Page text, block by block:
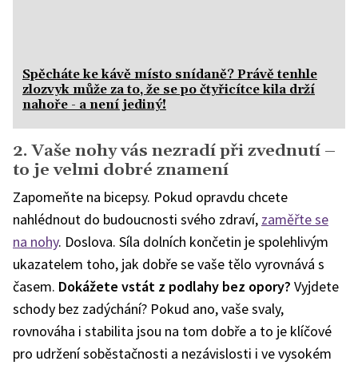
Spěcháte ke kávě místo snídaně? Právě tenhle
zlozvyk může za to, že se po čtyřicítce kila drží
nahoře - a není jediný!
2. Vaše nohy vás nezradí při zvednutí –
to je velmi dobré znamení
Zapomeňte na bicepsy. Pokud opravdu chcete
nahlédnout do budoucnosti svého zdraví, zaměřte se
na nohy. Doslova. Síla dolních končetin je spolehlivým
ukazatelem toho, jak dobře se vaše tělo vyrovnává s
časem. Dokážete vstát z podlahy bez opory? Vyjdete
schody bez zadýchání? Pokud ano, vaše svaly,
rovnováha i stabilita jsou na tom dobře a to je klíčové
pro udržení soběstačnosti a nezávislosti i ve vysokém